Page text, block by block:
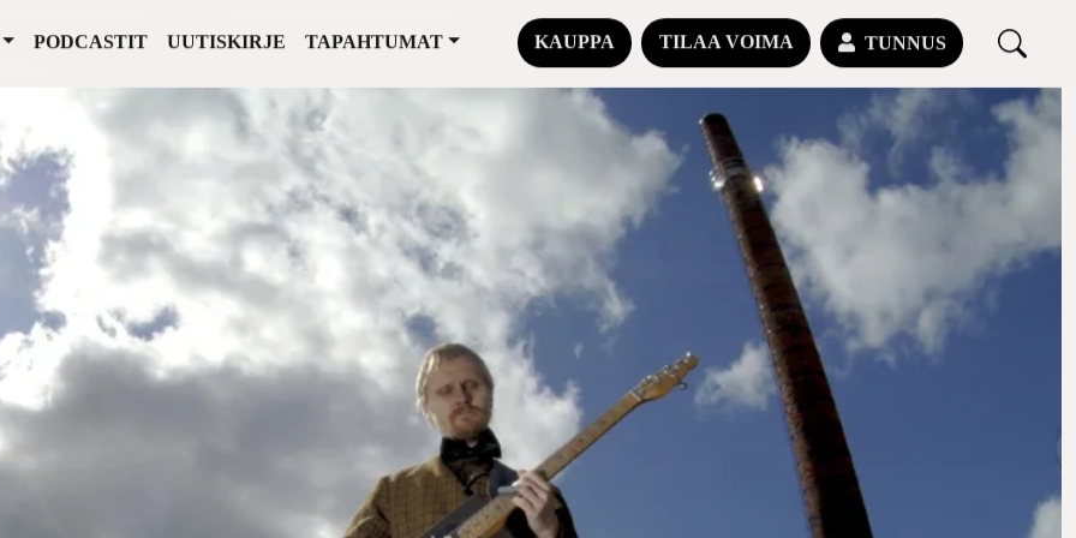
PODCASTIT UUTISKIRJE TAPAHTUMAT KAUPPA TILAA VOIMA TUNNUS